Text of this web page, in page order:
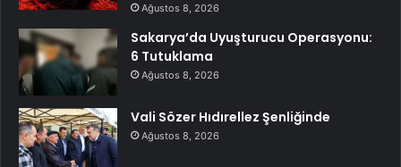
Ağustos 8, 2026
Sakarya’da Uyuşturucu Operasyonu:
6 Tutuklama
Ağustos 8, 2026
Vali Sözer Hıdırellez Şenliğinde
Ağustos 8, 2026